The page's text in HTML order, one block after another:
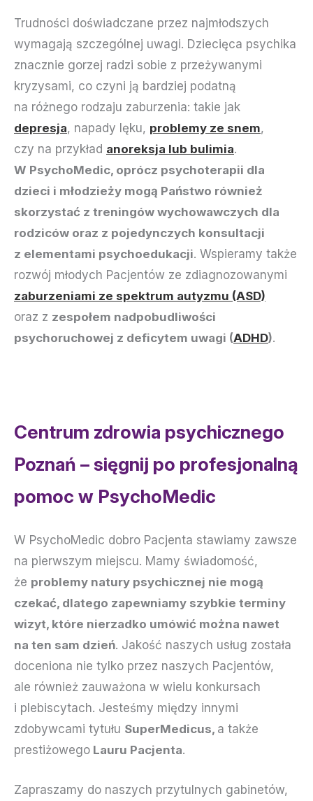
Trudności doświadczane przez najmłodszych
wymagają szczególnej uwagi. Dziecięca psychika
znacznie gorzej radzi sobie z przeżywanymi
kryzysami, co czyni ją bardziej podatną
na różnego rodzaju zaburzenia: takie jak
depresja, napady lęku, problemy ze snem,
czy na przykład anoreksja lub bulimia.
W PsychoMedic, oprócz psychoterapii dla
dzieci i młodzieży mogą Państwo również
skorzystać z treningów wychowawczych dla
rodziców oraz z pojedynczych konsultacji
z elementami psychoedukacji. Wspieramy także
rozwój młodych Pacjentów ze zdiagnozowanymi
zaburzeniami ze spektrum autyzmu (ASD)
oraz z zespołem nadpobudliwości
psychoruchowej z deficytem uwagi (ADHD).
Centrum zdrowia psychicznego
Poznań – sięgnij po profesjonalną
pomoc w PsychoMedic
W PsychoMedic dobro Pacjenta stawiamy zawsze
na pierwszym miejscu. Mamy świadomość,
że problemy natury psychicznej nie mogą
czekać, dlatego zapewniamy szybkie terminy
wizyt, które nierzadko umówić można nawet
na ten sam dzień. Jakość naszych usług została
doceniona nie tylko przez naszych Pacjentów,
ale również zauważona w wielu konkursach
i plebiscytach. Jesteśmy między innymi
zdobywcami tytułu SuperMedicus, a także
prestiżowego Lauru Pacjenta.
Zapraszamy do naszych przytulnych gabinetów,